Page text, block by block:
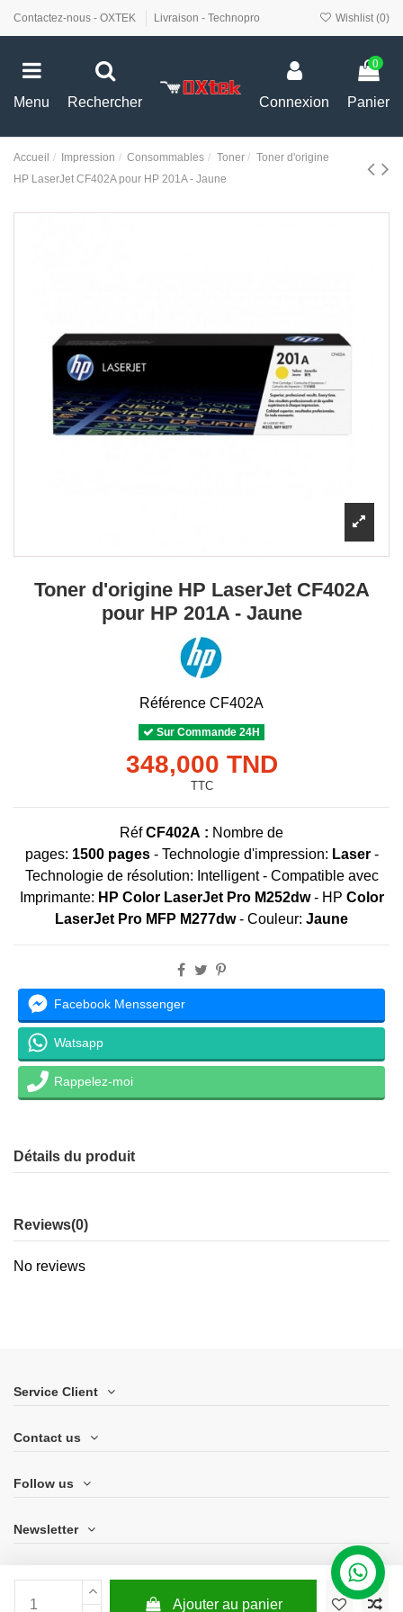
Contactez-nous - OXTEK Livraison - Technopro Wishlist (0)
Menu Rechercher Connexion
0
Panier
Accueil Impression Consommables Toner
Toner d'origine
HP LaserJet CF402A pour HP 201A - Jaune
Toner d'origine HP LaserJet CF402A
pour HP 201A - Jaune
Référence CF402A
Sur Commande 24H
348,000 TND
TTC
RéfCF402A : Nombre de
pages: 1500 pages - Technologie d'impression: Laser -
Technologie de résolution: Intelligent - Compatible avec
Imprimante: HP Color LaserJet Pro M252dw- HP Color
LaserJet Pro MFP M277dw- Couleur: Jaune
Ajouter au panier
Facebook Menssenger
Watsapp
Rappelez-moi
Détails du produit
Reviews(0)
No reviews
Service Client
Contact us
Follow us
Newsletter